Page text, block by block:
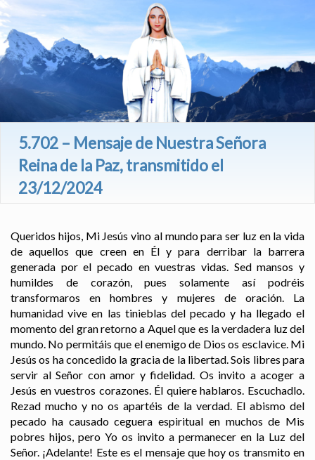
5.702 – Mensaje de Nuestra Señora
Reina de la Paz, transmitido el
23/12/2024
Queridos hijos, Mi Jesús vino al mundo para ser luz en la vida
de aquellos que creen en Él y para derribar la barrera
generada por el pecado en vuestras vidas. Sed mansos y
humildes de corazón, pues solamente así podréis
transformaros en hombres y mujeres de oración. La
humanidad vive en las tinieblas del pecado y ha llegado el
momento del gran retorno a Aquel que es la verdadera luz del
mundo. No permitáis que el enemigo de Dios os esclavice. Mi
Jesús os ha concedido la gracia de la libertad. Sois libres para
servir al Señor con amor y fidelidad. Os invito a acoger a
Jesús en vuestros corazones. Él quiere hablaros. Escuchadlo.
Rezad mucho y no os apartéis de la verdad. El abismo del
pecado ha causado ceguera espiritual en muchos de Mis
pobres hijos, pero Yo os invito a permanecer en la Luz del
Señor. ¡Adelante! Este es el mensaje que hoy os transmito en